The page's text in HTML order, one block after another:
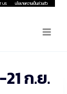
US นโยบายความเป็นส่วนตัว
ก.ย.